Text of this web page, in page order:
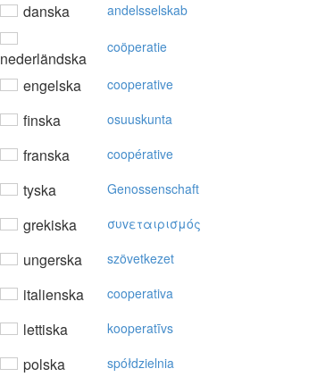
danska andelsselskab
nederländska
coöperatie
engelska cooperative
finska osuuskunta
franska coopérative
tyska Genossenschaft
grekiska συvεταιρισμός
ungerska szövetkezet
italienska cooperativa
lettiska kooperatīvs
polska spółdzielnia